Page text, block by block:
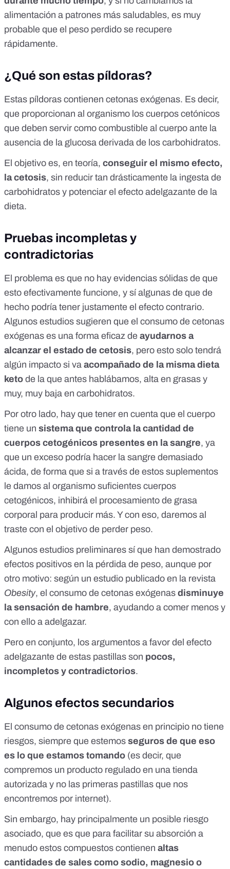
alimentación a patrones más saludables, es muy
probable que el peso perdido se recupere
rápidamente.
¿Qué son estas píldoras?
Estas píldoras contienen cetonas exógenas. Es decir,
que proporcionan al organismo los cuerpos cetónicos
que deben servir como combustible al cuerpo ante la
ausencia de la glucosa derivada de los carbohidratos.
El objetivo es, en teoría, conseguir el mismo efecto,
la cetosis, sin reducir tan drásticamente la ingesta de
carbohidratos y potenciar el efecto adelgazante de la
dieta.
Pruebas incompletas y
contradictorias
El problema es que no hay evidencias sólidas de que
esto efectivamente funcione, y sí algunas de que de
hecho podría tener justamente el efecto contrario.
Algunos estudios sugieren que el consumo de cetonas
exógenas es una forma eficaz de ayudarnos a
alcanzar el estado de cetosis, pero esto solo tendrá
algún impacto si va acompañado de la misma dieta
keto de la que antes hablábamos, alta en grasas y
muy, muy baja en carbohidratos.
Por otro lado, hay que tener en cuenta que el cuerpo
tiene un sistema que controla la cantidad de
cuerpos cetogénicos presentes en la sangre, ya
que un exceso podría hacer la sangre demasiado
ácida, de forma que si a través de estos suplementos
le damos al organismo suficientes cuerpos
cetogénicos, inhibirá el procesamiento de grasa
corporal para producir más. Y con eso, daremos al
traste con el objetivo de perder peso.
Algunos estudios preliminares sí que han demostrado
efectos positivos en la pérdida de peso, aunque por
otro motivo: según un estudio publicado en la revista
Obesity, el consumo de cetonas exógenas disminuye
la sensación de hambre, ayudando a comer menos y
con ello a adelgazar.
Pero en conjunto, los argumentos a favor del efecto
adelgazante de estas pastillas son pocos,
incompletos y contradictorios.
Algunos efectos secundarios
El consumo de cetonas exógenas en principio no tiene
riesgos, siempre que estemos seguros de que eso
es lo que estamos tomando (es decir, que
compremos un producto regulado en una tienda
autorizada y no las primeras pastillas que nos
encontremos por internet).
Sin embargo, hay principalmente un posible riesgo
asociado, que es que para facilitar su absorción a
menudo estos compuestos contienen altas
cantidades de sales como sodio, magnesio o